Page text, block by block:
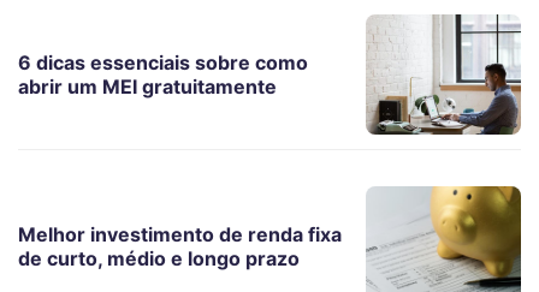
6 dicas essenciais sobre como
abrir um MEI gratuitamente
Melhor investimento de renda fixa
de curto, médio e longo prazo